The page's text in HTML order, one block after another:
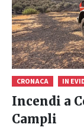
CRONACA IN
Incendi a
Campli